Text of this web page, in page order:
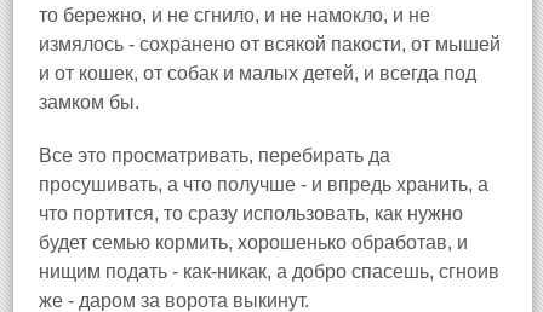
то бережно, и не сгнило, и не намокло, и не
измялось - сохранено от всякой пакости, от мышей
и от кошек, от собак и малых детей, и всегда под
замком бы.
Все это просматривать, перебирать да
просушивать, а что получше - и впредь хранить, а
что портится, то сразу использовать, как нужно
будет семью кормить, хорошенько обработав, и
нищим подать - как-никак, а добро спасешь, сгноив
же - даром за ворота выкинут.